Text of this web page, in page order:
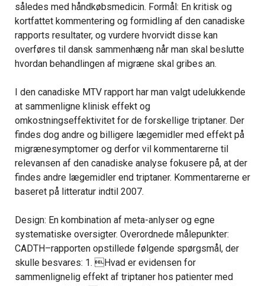
således med håndkøbsmedicin. Formål: En kritisk og
kortfattet kommentering og formidling af den canadiske
rapports resultater, og vurdere hvorvidt disse kan
overføres til dansk sammenhæng når man skal beslutte
hvordan behandlingen af migræne skal gribes an.
I den canadiske MTV rapport har man valgt udelukkende
at sammenligne klinisk effekt og
omkostningseffektivitet for de forskellige triptaner. Der
findes dog andre og billigere lægemidler med effekt på
migrænesymptomer og derfor vil kommentarerne til
relevansen af den canadiske analyse fokusere på, at der
findes andre lægemidler end triptaner. Kommentarerne er
baseret på litteratur indtil 2007.
Design: En kombination af meta-anlyser og egne
systematiske oversigter. Overordnede målepunkter:
CADTH–rapporten opstillede følgende spørgsmål, der
skulle besvares: 1. Hvad er evidensen for
sammenlignelig effekt af triptaner hos patienter med